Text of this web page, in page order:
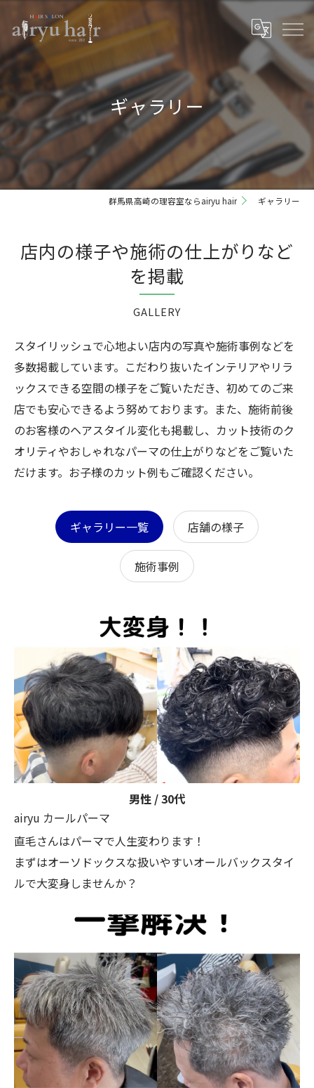
ギャラリー
群馬県高崎の理容室ならairyu hair ギャラリー
店内の様子や施術の仕上がりなど
を掲載
GALLERY
スタイリッシュで心地よい店内の写真や施術事例などを
多数掲載しています。こだわり抜いたインテリアやリラ
ックスできる空間の様子をご覧いただき、初めてのご来
店でも安心できるよう努めております。また、施術前後
のお客様のヘアスタイル変化も掲載し、カット技術のク
オリティやおしゃれなパーマの仕上がりなどをご覧いた
だけます。お子様のカット例もご確認ください。
ギャラリー一覧 店舗の様子
施術事例
男性 / 30代
airyu カールパーマ
直毛さんはパーマで人生変わります！
まずはオーソドックスな扱いやすいオールバックスタイ
ルで大変身しませんか？